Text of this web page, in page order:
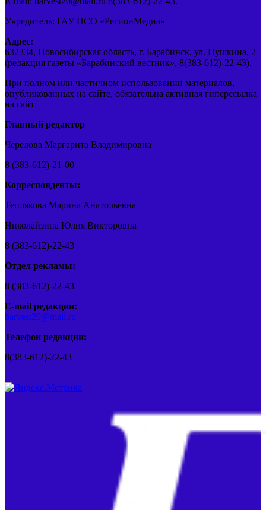
Учредитель: ГАУ НСО «РегионМедиа»
Адрес:
632334, Новосибирская область, г. Барабинск, ул. Пушкина, 2
(редакция газеты «Барабинский вестник», 8(383-612)-22-43).
При полном или частичном использовании материалов,
опубликованных на сайте, обязательна активная гиперссылка
на сайт
Главный редактор
Чередова Маргарита Владимировна
8 (383-612)-21-00
Корреспонденты:
Теплякова Марина Анатольевна
Николайзина Юлия Викторовна
8 (383-612)-22-43
Отдел рекламы:
8 (383-612)-22-43
E-mail редакции:
barvest20@mail.ru
Телефон редакции:
8(383-612)-22-43